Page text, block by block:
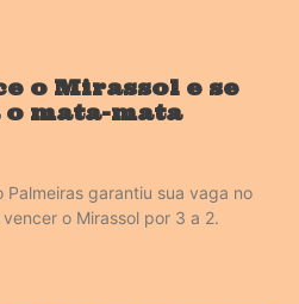
o Mirassol e se
mata-mata
Palmeiras garantiu sua vaga no
o Mirassol por 3 a 2.